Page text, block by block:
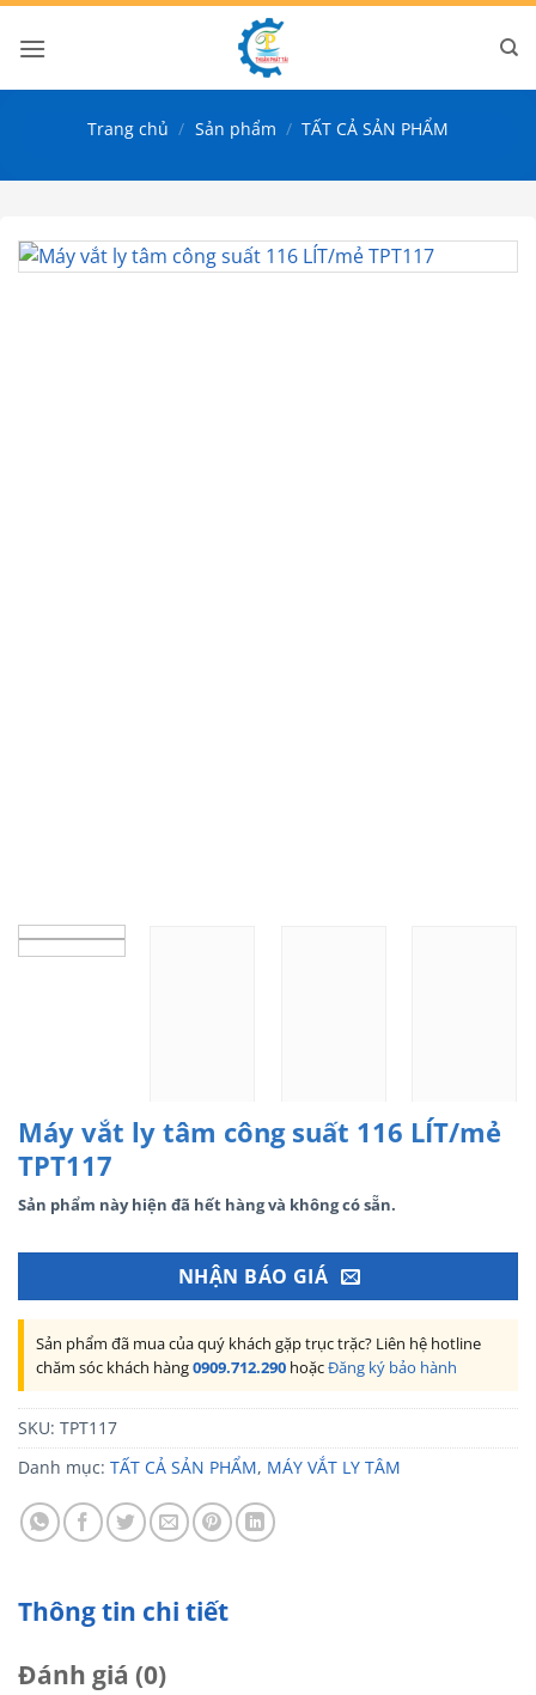
Bỏ
qua
Trang chủ / Sản phẩm / TẤT CẢ SẢN PHẨM
Máy vắt ly tâm công suất 116 LÍT/mẻ
TPT117
Sản phẩm này hiện đã hết hàng và không có sẵn.
NHẬN BÁO GIÁ
Sản phẩm đã mua của quý khách gặp trục trặc? Liên hệ hotline
chăm sóc khách hàng0909.712.290 hoặcĐăng ký bảo hành
SKU: TPT117
Danh mục: TẤT CẢ SẢN PHẨM, MÁY VẮT LY TÂM
Thông tin chi tiết
Đánh giá (0)